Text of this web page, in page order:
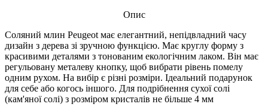
Опис
Соляний млин Peugeot має елегантний, непідвладний часу
дизайн з дерева зі зручною функцією. Має круглу форму з
красивими деталями з тонованим екологічним лаком. Він має
регульовану металеву кнопку, щоб вибрати рівень помелу
одним рухом. На вибір є різні розміри. Ідеальний подарунок
для себе або когось іншого. Для подрібнення сухої солі
(кам'яної солі) з розміром кристалів не більше 4 мм